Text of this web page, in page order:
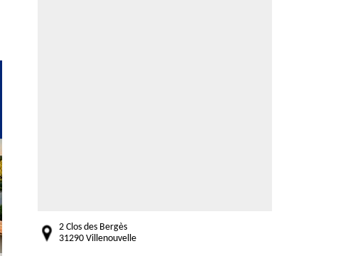
2 Clos des Bergès
31290 Villenouvelle